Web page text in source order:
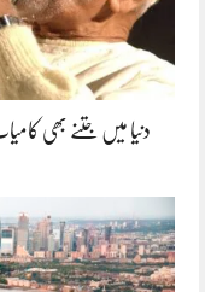
دنیا میں جتنے بھی